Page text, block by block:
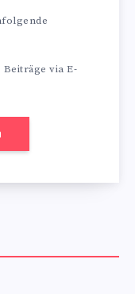
via E-